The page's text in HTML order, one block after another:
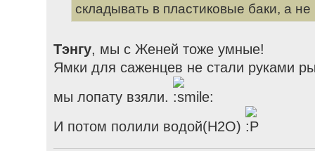
складывать в пластиковые баки, а
Тэнгу, мы с Женей тоже умные!
Ямки для саженцев не стали руками
мы лопату взяли.
И потом полили водой(H2O)